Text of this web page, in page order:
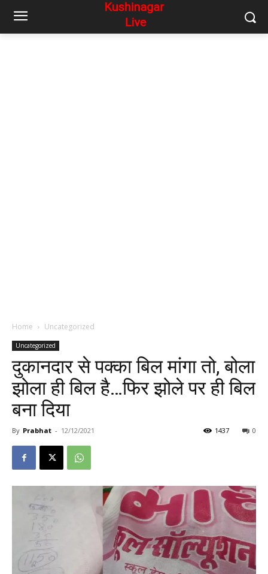
Home Uncategorized
Uncategorized
दुकानदार से पक्का बिल मांगा तो, बोला
झोला ही बिल है…फिर झोले पर ही बिल
बना दिया
By Prabhat - 12/12/2021 0
1437